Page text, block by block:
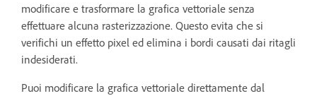
modificare e trasformare la grafica vettoriale senza
effettuare alcuna rasterizzazione. Questo evita che si
verifichi un effetto pixel ed elimina i bordi causati dai ritagli
indesiderati.
Puoi modificare la grafica vettoriale direttamente dal